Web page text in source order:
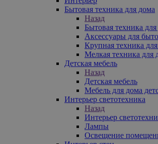
Бытовая техника для дома
Назад
Бытовая техника
Аксессуары для
Крупная техника
Мелкая техника для
Детская мебель
Назад
Детская мебель
Мебель для дома
Интерьер светотехника
Назад
Интерьер
Лампы
Освещение